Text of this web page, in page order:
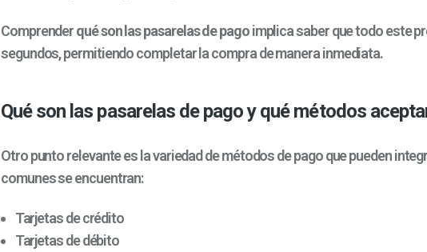
Comprenderqué son las pasarelas de pagoimplica saber que todo este
segundos, permitiendo completar la compra de manera inmediata.
Qué son las pasarelas de pago y qué métodos
Otro punto relevante es la variedad de métodos de pago que pueden
comunes se encuentran:
Tarjetas de crédito
Tarjetas de débito